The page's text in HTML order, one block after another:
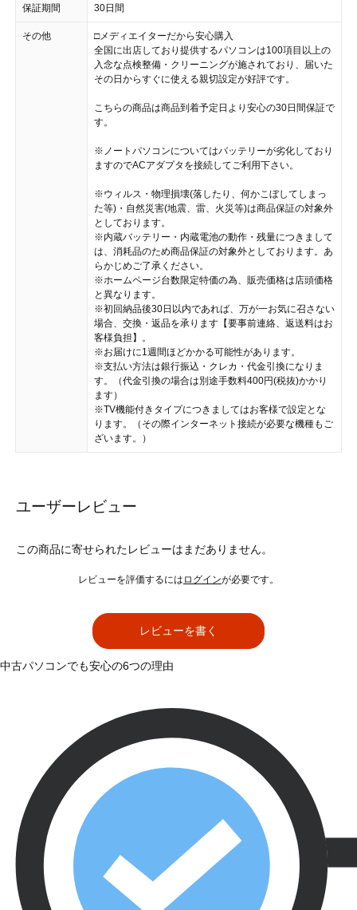
保証期間 30日間
その他
□メディエイターだから安心購入
全国に出店しており提供するパソコンは100項目以上の
入念な点検整備・クリーニングが施されており、届いた
その日からすぐに使える親切設定が好評です。
こちらの商品は商品到着予定日より安心の30日間保証で
す。
※ノートパソコンについてはバッテリーが劣化しており
ますのでACアダプタを接続してご利用下さい。
※ウィルス・物理損壊(落したり、何かこぼしてしまっ
た等)・自然災害(地震、雷、火災等)は商品保証の対象外
としております。
※内蔵バッテリー・内蔵電池の動作・残量につきまして
は、消耗品のため商品保証の対象外としております。あ
らかじめご了承ください。
※ホームページ台数限定特価の為、販売価格は店頭価格
と異なります。
※初回納品後30日以内であれば、万が一お気に召さない
場合、交換・返品を承ります【要事前連絡、返送料はお
客様負担】。
※お届けに1週間ほどかかる可能性があります。
※支払い方法は銀行振込・クレカ・代金引換になりま
す。（代金引換の場合は別途手数料400円(税抜)かかり
ます）
※TV機能付きタイプにつきましてはお客様で設定とな
ります。（その際インターネット接続が必要な機種もご
ざいます。）
ユーザーレビュー
この商品に寄せられたレビューはまだありません。
レビューを評価するには ログインが必要です。
レビューを書く
中古パソコンでも安心の6つの理由